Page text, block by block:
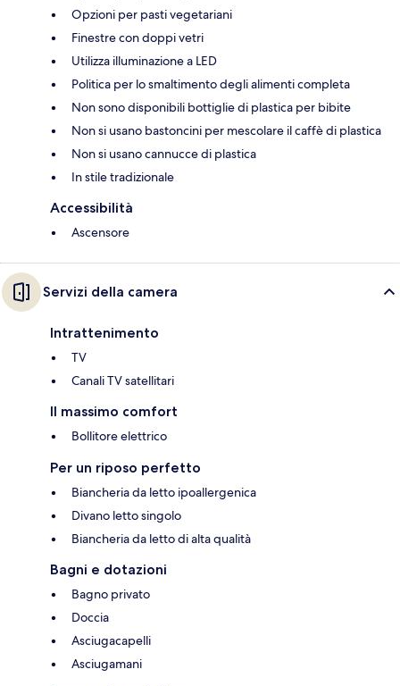
Opzioni per pasti vegetariani
Finestre con doppi vetri
Utilizza illuminazione a LED
Politica per lo smaltimento degli alimenti completa
Non sono disponibili bottiglie di plastica per bibite
Non si usano bastoncini per mescolare il caffè di plastica
Non si usano cannucce di plastica
In stile tradizionale
Accessibilità
Ascensore
Servizi della camera
Intrattenimento
TV
Canali TV satellitari
Il massimo comfort
Bollitore elettrico
Per un riposo perfetto
Biancheria da letto ipoallergenica
Divano letto singolo
Biancheria da letto di alta qualità
Bagni e dotazioni
Bagno privato
Doccia
Asciugacapelli
Asciugamani